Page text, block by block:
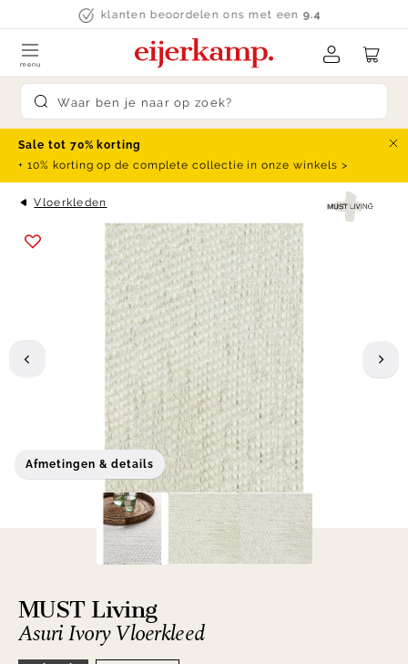
Skip to contentklanten beoordelen ons met een 9.4
Submit search
menu
Sale tot 70% korting
+ 10% korting op de complete collectie in onze winkels >
Vloerkleden
Afmetingen & details
MUST Living
Asuri Ivory Vloerkleed